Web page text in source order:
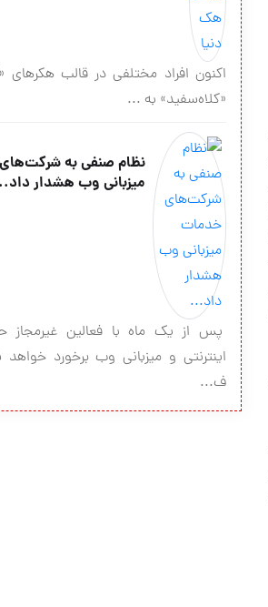
اكنون افراد مختلفي در قالب هكرهاي
«كلاه‌سفيد» به ...
نظام صنفی به
میزبانی وب هشدار
پس از یک ماه با فعالین غیرمجاز
اینترنتی و میزبانی وب برخورد خواهد
ف...